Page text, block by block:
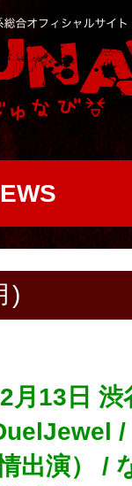
)
月13日 渋
出演） /